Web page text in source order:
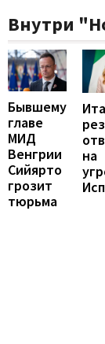
Внутри
Бывшему
главе
МИД
Венгрии
Сийярто
грозит
тюрьма
на